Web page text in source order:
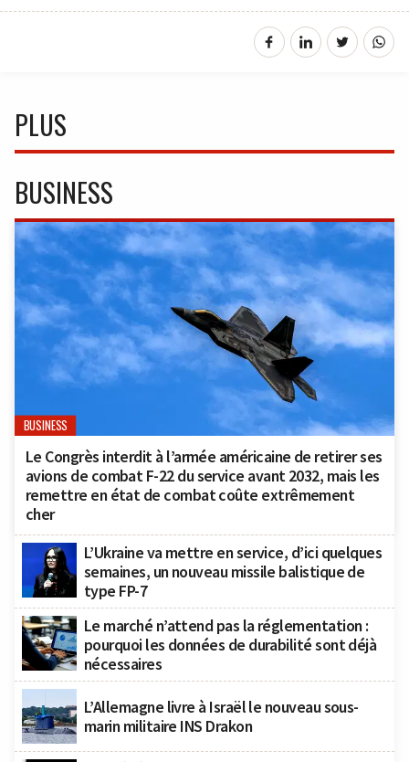
PLUS
BUSINESS
BUSINESS
Le Congrès interdit à l’armée américaine de retirer ses
avions de combat F-22 du service avant 2032, mais les
remettre en état de combat coûte extrêmement
cher
L’Ukraine va mettre en service, d’ici quelques
semaines, un nouveau missile balistique de
type FP-7
Le marché n’attend pas la réglementation :
pourquoi les données de durabilité sont déjà
nécessaires
L’Allemagne livre à Israël le nouveau sous-
marin militaire INS Drakon